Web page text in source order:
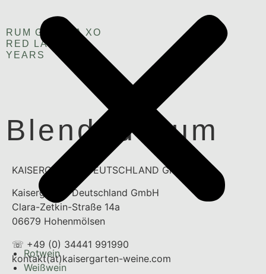
Rotwein
Weißwein
RUM GUYANA XO
RED LABEL 28
YEARS
Blended Rum
KAISERGARTEN DEUTSCHLAND GMBH
Kaisergarten Deutschland GmbH
Clara-Zetkin-Straße 14a
06679 Hohenmölsen
☏ +49 (0) 34441 991990
kontakt(at)kaisergarten-weine.com